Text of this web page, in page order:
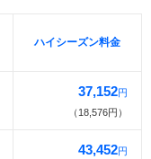
ハイシーズン料金
37,152円
（18,576円）
43,452円